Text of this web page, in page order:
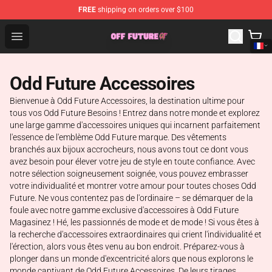
FREE shipping on orders over $100
Open menu
Odd Future Store - Official Odd Future Merchandise Shop
Odd Future Accessoires
Bienvenue à Odd Future Accessoires, la destination ultime pour
tous vos Odd Future Besoins ! Entrez dans notre monde et explorez
une large gamme d'accessoires uniques qui incarnent parfaitement
l'essence de l'emblème Odd Future marque. Des vêtements
branchés aux bijoux accrocheurs, nous avons tout ce dont vous
avez besoin pour élever votre jeu de style en toute confiance. Avec
notre sélection soigneusement soignée, vous pouvez embrasser
votre individualité et montrer votre amour pour toutes choses Odd
Future. Ne vous contentez pas de l'ordinaire – se démarquer de la
foule avec notre gamme exclusive d'accessoires à Odd Future
Magasinez ! Hé, les passionnés de mode et de mode ! Si vous êtes à
la recherche d'accessoires extraordinaires qui crient l'individualité et
l'érection, alors vous êtes venu au bon endroit. Préparez-vous à
plonger dans un monde d'excentricité alors que nous explorons le